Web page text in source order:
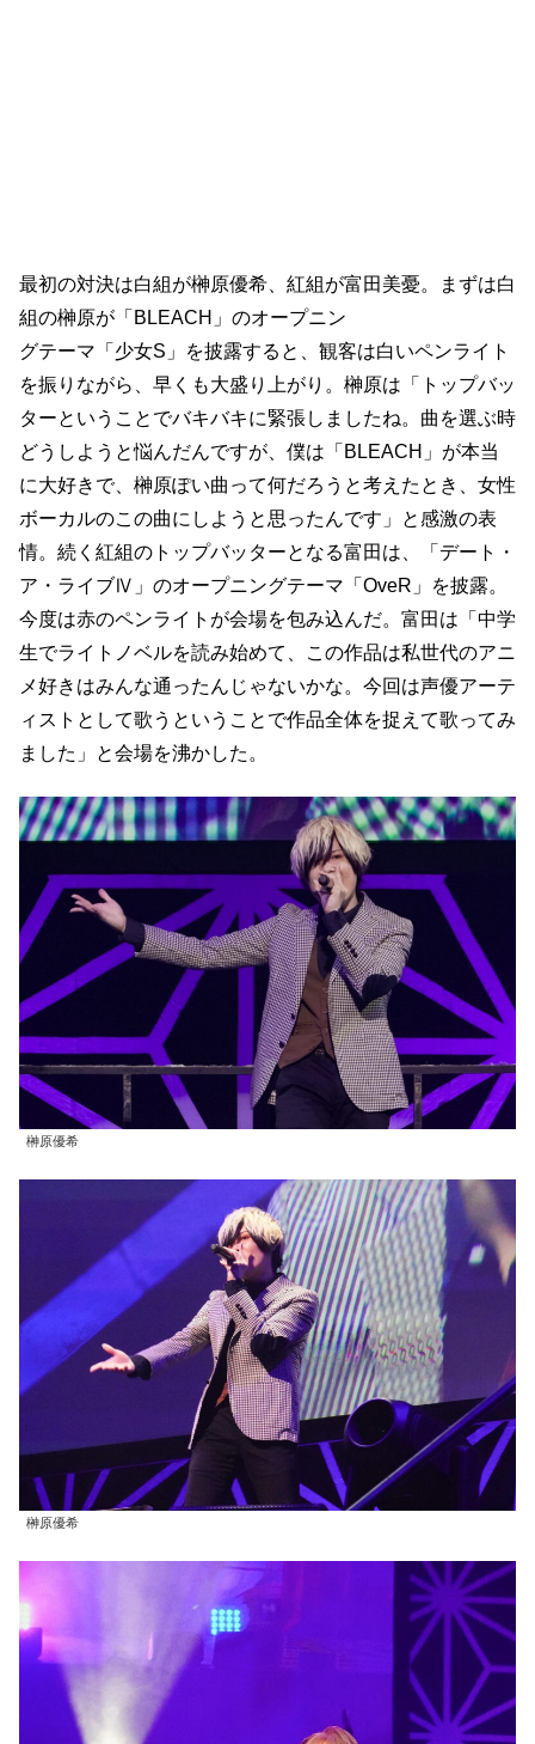
最初の対決は白組が榊原優希、紅組が富田美憂。まずは白
組の榊原が「BLEACH」のオープニン
グテーマ「少女S」を披露すると、観客は白いペンライト
を振りながら、早くも大盛り上がり。榊原は「トップバッ
ターということでバキバキに緊張しましたね。曲を選ぶ時
どうしようと悩んだんですが、僕は「BLEACH」が本当
に大好きで、榊原ぽい曲って何だろうと考えたとき、女性
ボーカルのこの曲にしようと思ったんです」と感激の表
情。続く紅組のトップバッターとなる富田は、「デート・
ア・ライブⅣ」のオープニングテーマ「OveR」を披露。
今度は赤のペンライトが会場を包み込んだ。富田は「中学
生でライトノベルを読み始めて、この作品は私世代のアニ
メ好きはみんな通ったんじゃないかな。今回は声優アーテ
ィストとして歌うということで作品全体を捉えて歌ってみ
ました」と会場を沸かした。
榊原優希
榊原優希